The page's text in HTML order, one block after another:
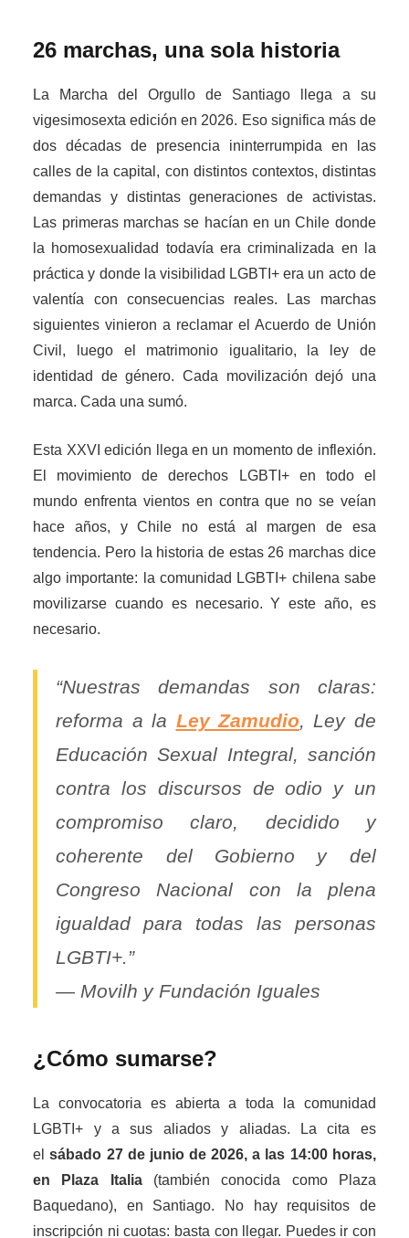
26 marchas, una sola historia
La Marcha del Orgullo de Santiago llega a su
vigesimosexta edición en 2026. Eso significa más de
dos décadas de presencia ininterrumpida en las
calles de la capital, con distintos contextos, distintas
demandas y distintas generaciones de activistas.
Las primeras marchas se hacían en un Chile donde
la homosexualidad todavía era criminalizada en la
práctica y donde la visibilidad LGBTI+ era un acto de
valentía con consecuencias reales. Las marchas
siguientes vinieron a reclamar el Acuerdo de Unión
Civil, luego el matrimonio igualitario, la ley de
identidad de género. Cada movilización dejó una
marca. Cada una sumó.
Esta XXVI edición llega en un momento de inflexión.
El movimiento de derechos LGBTI+ en todo el
mundo enfrenta vientos en contra que no se veían
hace años, y Chile no está al margen de esa
tendencia. Pero la historia de estas 26 marchas dice
algo importante: la comunidad LGBTI+ chilena sabe
movilizarse cuando es necesario. Y este año, es
necesario.
“Nuestras demandas son claras:
reforma a la Ley Zamudio, Ley de
Educación Sexual Integral, sanción
contra los discursos de odio y un
compromiso claro, decidido y
coherente del Gobierno y del
Congreso Nacional con la plena
igualdad para todas las personas
LGBTI+.”
— Movilh y Fundación Iguales
¿Cómo sumarse?
La convocatoria es abierta a toda la comunidad
LGBTI+ y a sus aliados y aliadas. La cita es
elsábado 27 de junio de 2026, a las 14:00 horas,
en Plaza Italia(también conocida como Plaza
Baquedano), en Santiago. No hay requisitos de
inscripción ni cuotas: basta con llegar. Puedes ir con